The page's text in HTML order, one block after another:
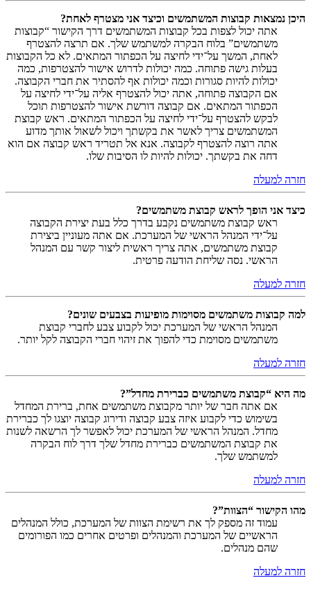
היכן נמצאות קבוצות המשתמשים וכיצד אני מצטרף לאחת?
אתה יכול לצפות בכל קבוצות המשתמשים דרך הקישור “קבוצות
משתמשים” בלוח הבקרה למשתמש שלך. אם תרצה להצטרף
לאחת, המשך על־ידי לחיצה על הכפתור המתאים. לא כל הקבוצות
בעלות גישה פתוחה. כמה יכולות לדרוש אישור להצטרפות, כמה
יכולות להיות סגורות וכמה יכולות אף להסתיר את חברי הקבוצה.
אם הקבוצה פתוחה, אתה יכול להצטרף אליה על־ידי לחיצה על
הכפתור המתאים. אם קבוצה דורשת אישור להצטרפות תוכל
לבקש להצטרף על־ידי לחיצה על הכפתור המתאים. ראש קבוצת
המשתמשים צריך לאשר את בקשתך ויכול לשאול אותך מדוע
אתה רוצה להצטרף לקבוצה. אנא אל תטריד ראש קבוצה אם הוא
דחה את בקשתך. יכולות להיות לו הסיבות שלו.
חזרה למעלה
כיצד אני הופך לראש קבוצת משתמשים?
ראש קבוצת משתמשים נקבע בדרך כלל בעת יצירת הקבוצה
על־ידי המנהל הראשי של המערכת. אם אתה מעוניין ביצירת
קבוצת משתמשים, אתה צריך ראשית ליצור קשר עם המנהל
הראשי. נסה שליחת הודעה פרטית.
חזרה למעלה
למה קבוצות משתמשים מסוימות מופיעות בצבעים שונים?
המנהל הראשי של המערכת יכול לקבוע צבע לחברי קבוצת
משתמשים מסוימת כדי להפוך את זיהוי חברי הקבוצה לקל יותר.
חזרה למעלה
מה היא “קבוצת משתמשים כברירת מחדל”?
אם אתה חבר של יותר מקבוצת משתמשים אחת, ברירת המחדל
בשימוש כדי לקבוע איזה צבע קבוצה ודירוג קבוצה יוצגו לך כברירת
מחדל. המנהל הראשי של המערכת יכול לאפשר לך הרשאה לשנות
את קבוצת המשתמשים כברירת מחדל שלך דרך לוח הבקרה
למשתמש שלך.
חזרה למעלה
מהו הקישור “הצוות”?
עמוד זה מספק לך את רשימת הצוות של המערכת, כולל המנהלים
הראשיים של המערכת והמנהלים ופרטים אחרים כמו הפורומים
שהם מנהלים.
חזרה למעלה